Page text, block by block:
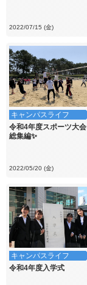
2022/07/15 (金)
キャンパスライフ
令和4年度スポーツ大会
総集編✨
2022/05/20 (金)
キャンパスライフ
令和4年度入学式